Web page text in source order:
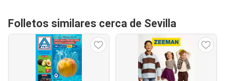
Folletos similares cerca de Sevilla